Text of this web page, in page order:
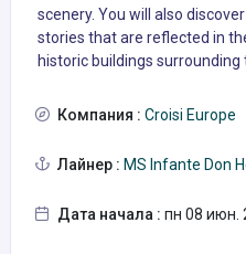
scenery. You will also
stories that are reflected in
historic buildings surrounding
Компания : Croisi Europe
Лайнер : MS Infante Don
Дата начала : пн 08 июн.